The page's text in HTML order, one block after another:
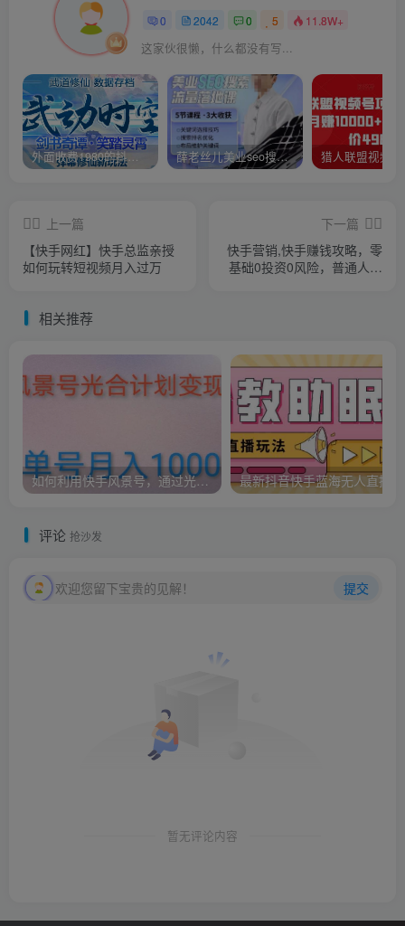
0 2042 0 5 11.8W+
这家伙很懒，什么都没有写...
外面收费1980的抖音武动时空直播项目，无需真人出镜，实时互动直播【软件+详细教程】 薛老丝儿美业seo搜索流量落地课，一周暴涨20w粉丝，全干货讲解
上一篇
【快手网红】快手总监亲授
如何玩转短视频月入过万
下一篇
快手营销,快手赚钱攻略，零
基础0投资0风险，普通人每
相关推荐
如何利用快手风景号，通过光合计划，实现单号月入1000+（附详细教程及制作软件）
评论 抢沙发
欢迎您留下宝贵的见解！ 提交
暂无评论内容